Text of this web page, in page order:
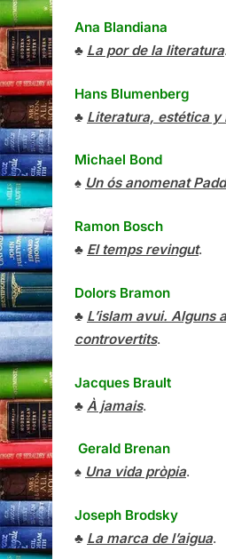
Ana Blandiana
♣ La por de la literatura.
Hans Blumenberg
♣ Literatura, estética y
Michael Bond
♠ Un ós anomenat
Ramon Bosch
♣ El temps revingut.
Dolors Bramon
♣ L’islam avui. Alguns
controvertits.
Jacques Brault
♣ À jamais.
Gerald Brenan
♠ Una vida pròpia.
Joseph Brodsky
♣ La marca de l’aigua.